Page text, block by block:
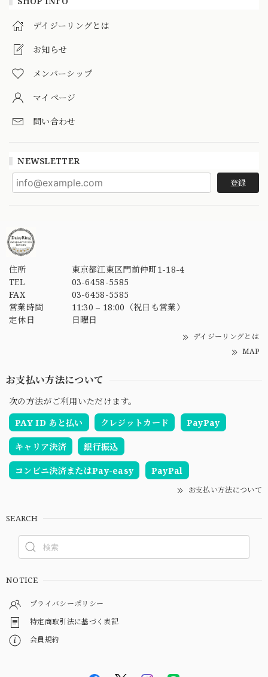
デイジーリングとは
お知らせ
メンバーシップ
マイページ
問い合わせ
NEWSLETTER
登録
住所
東京都江東区門前仲町1-18-4
TEL
03-6458-5585
FAX
03-6458-5585
営業時間
11:30 – 18:00（祝日も営業）
定休日
日曜日
デイジーリングとは
MAP
お支払い方法について
次の方法がご利用いただけます。
PAY ID あと払い
クレジットカード PayPay
キャリア決済 銀行振込
コンビニ決済またはPay-easy PayPal
お支払い方法について
SEARCH
NOTICE
プライバシーポリシー
特定商取引法に基づく表記
会員規約